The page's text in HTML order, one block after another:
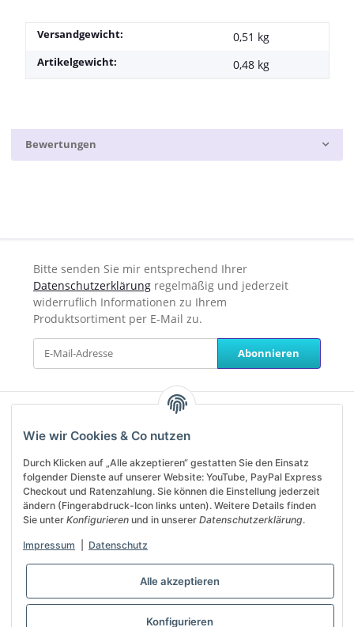
Versandgewicht: 0,51 kg
Artikelgewicht: 0,48 kg
Bewertungen
Bitte senden Sie mir entsprechend Ihrer
Datenschutzerklärung regelmäßig und jederzeit
widerruflich Informationen zu Ihrem
Produktsortiment per E-Mail zu.
Abonnieren
erhalten Sie unter:
service@helanos.de
Mo-Fr, 09:00 - 13:00 Uhr
Shop Service
Informationen
Vertrag widerrufen
Wie wir Cookies & Co nutzen
Durch Klicken auf „Alle akzeptieren“ gestatten Sie den Einsatz
folgender Dienste auf unserer Website: YouTube, PayPal Express
Checkout und Ratenzahlung. Sie können die Einstellung jederzeit
ändern (Fingerabdruck-Icon links unten). Weitere Details finden
Sie unter Konfigurieren und in unserer Datenschutzerklärung.
Impressum Datenschutz
Alle akzeptieren
Konfigurieren